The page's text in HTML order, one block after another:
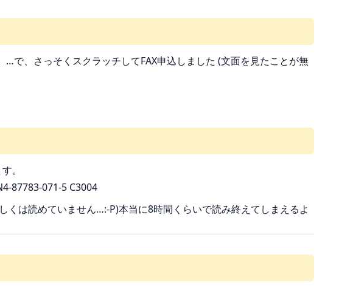
で、さっそくスクラッチしてFAX申込しました (文面を見たことが無
。
87783-071-5 C3004
くは読めていません…:-P)本当に8時間くらいで読み終えてしまえるよ